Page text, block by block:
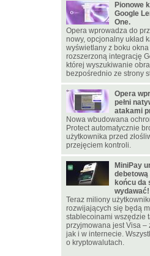
Pionowe
Google
One.
Opera wprowadza do
nowy, opcjonalny układ
wyświetlany z boku
rozszerzoną integrację
której wyszukiwanie
bezpośrednio ze strony
Opera
pełni
atakami
Nowa wbudowana
Protect automatycznie
użytkownika przed
przejęciem kontroli.
MiniPay
końcu da
wydawać!
Teraz miliony
rozwijających się będą
stablecoinami wszędzie
przyjmowana jest Visa –
jak i w internecie.
o kryptowalutach.